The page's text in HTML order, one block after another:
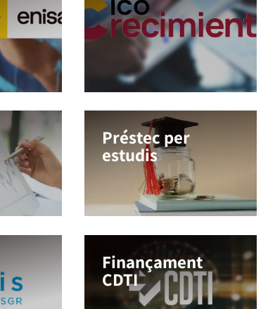
Préstec per
estudis
Finançament
CDTI